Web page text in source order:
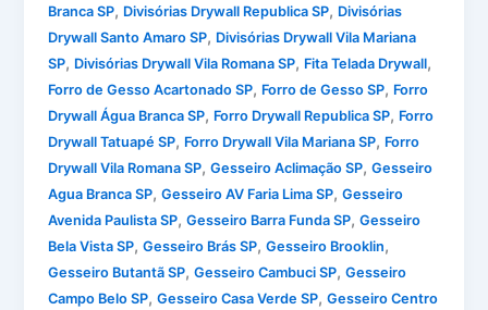
Branca SP, Divisórias Drywall Republica SP, Divisórias
Drywall Santo Amaro SP, Divisórias Drywall Vila Mariana
SP, Divisórias Drywall Vila Romana SP, Fita Telada Drywall,
Forro de Gesso Acartonado SP, Forro de Gesso SP, Forro
Drywall Água Branca SP, Forro Drywall Republica SP, Forro
Drywall Tatuapé SP, Forro Drywall Vila Mariana SP, Forro
Drywall Vila Romana SP,Gesseiro Aclimação SP,Gesseiro
Agua Branca SP,Gesseiro AV Faria Lima SP,Gesseiro
Avenida Paulista SP,Gesseiro Barra Funda SP,Gesseiro
Bela Vista SP,Gesseiro Brás SP,Gesseiro Brooklin,
Gesseiro Butantã SP,Gesseiro Cambuci SP,Gesseiro
Campo Belo SP,Gesseiro Casa Verde SP,Gesseiro Centro